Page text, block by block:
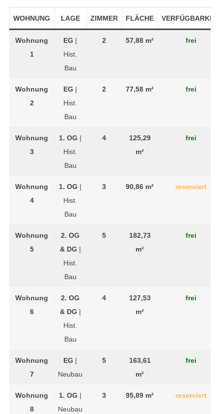
WOHNUNG LAGE ZIMMER FLÄCHE
Wohnung
1
EG |
Hist.
Bau
2 57,88 m² frei
Wohnung
2
EG |
Hist.
Bau
2 77,58 m² frei
Wohnung
3
1. OG |
Hist.
Bau
4
125,29
m²
frei
Wohnung
4
1. OG |
Hist.
Bau
3 90,86 m² reserviert
Wohnung
5
2. OG
& DG |
Hist.
Bau
5
182,73
m²
frei
Wohnung
6
2. OG
& DG |
Hist.
Bau
4
127,53
m²
frei
Wohnung
7
EG |
Neubau
5
163,61
m²
frei
Wohnung
8
1. OG |
Neubau
3 95,89 m² reserviert